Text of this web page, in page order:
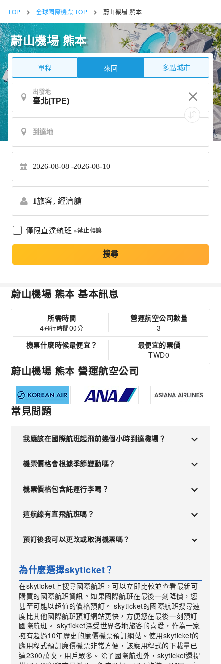
TOP 全球國際機票 TOP 蔚山機場 熊本
蔚山機場 熊本
單程 來回 多點城市
出發地
2026-08-08 2026-08-10
1旅客, 經濟艙
僅限直達航班 ※禁止轉讓
搜尋
蔚山機場 熊本 基本訊息
所需時間
4飛行時間00分
營運航空公司數量
3
機票什麼時候最便宜？
-
最便宜的票價
TWD0
蔚山機場 熊本 營運航空公司
常見問題
我應該在國際航班起飛前幾個小時到達機場？
機票價格會根據季節變動嗎？
機票價格包含託運行李嗎？
這航線有直飛航班嗎？
預訂後我可以更改或取消機票嗎？
為什麼選擇skyticket？
在skyticket上搜尋國際航班，可以立即比較並查看最新可
購買的國際航班資訊。如果國際航班在最後一刻降價，您
甚至可能以超值的價格預訂。 skyticket的國際航班搜尋速
度比其他國際航班預訂網站更快，方便您在最後一刻預訂
國際航班。 skyticket深受世界各地旅客的喜愛，作為一家
擁有超過10年歷史的廉價機票預訂網站。使用skyticket的
應用程式預訂廉價機票非常方便，該應用程式的下載量已
達2300萬次，用戶眾多。除了國際航班外，skyticket還提